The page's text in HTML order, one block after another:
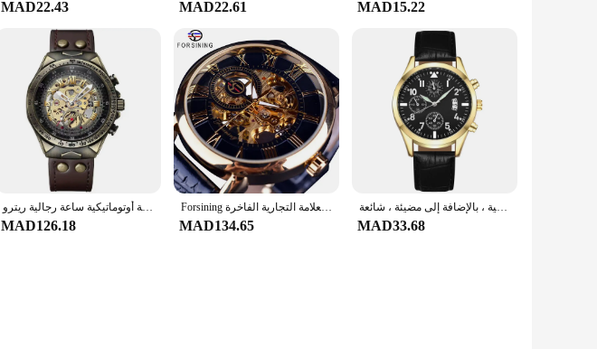
MAD22.43 MAD22.61 MAD15.22
ساعة معصم للرجال مقاوم للماء ساعة ميكانيكية أوتوماتيكية ساعة رجالية ريترو montre أوم مع جلد طبيعي relogio masculino
MAD126.18
Forsining ثلاثية الأبعاد شعار تصميم الجوف النقش الأسود الذهبي حالة جلدية الهيكل العظمي ساعات آلية الرجال العلامة التجارية الفاخرة Heren Horloge
MAD134.65
ساعة جلدية للرجال مع وظيفة التقويم ، ساعات ميكانيكية أوتوماتيكية ، بالإضافة إلى مضيئة ، شائعة
MAD33.68